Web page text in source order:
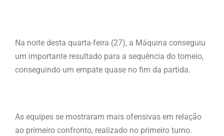
Na noite desta quarta-feira (27), a Máquina conseguiu
um importante resultado para a sequência do torneio,
conseguindo um empate quase no fim da partida.
As equipes se mostraram mais ofensivas em relação
ao primeiro confronto, realizado no primeiro turno.